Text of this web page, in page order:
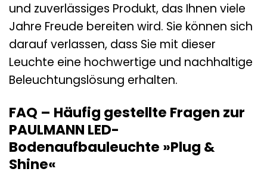
und zuverlässiges Produkt, das Ihnen viele
Jahre Freude bereiten wird. Sie können sich
darauf verlassen, dass Sie mit dieser
Leuchte eine hochwertige und nachhaltige
Beleuchtungslösung erhalten.
FAQ – Häufig gestellte Fragen zur
PAULMANN LED-
Bodenaufbauleuchte »Plug &
Shine«